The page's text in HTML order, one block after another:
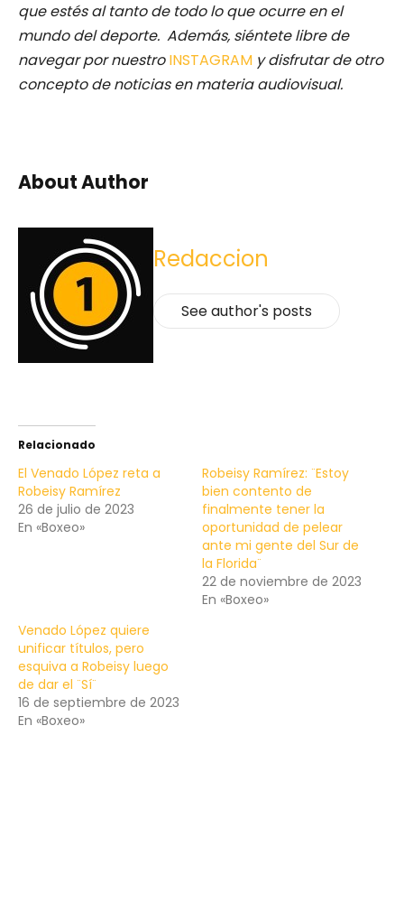
que estés al tanto de todo lo que ocurre en el
mundo del deporte. Además, siéntete libre de
navegar por nuestro INSTAGRAM y disfrutar de otro
concepto de noticias en materia audiovisual.
About Author
Redaccion
See author's posts
Relacionado
El Venado López reta a
Robeisy Ramírez
26 de julio de 2023
En «Boxeo»
Robeisy Ramírez: ¨Estoy
bien contento de
finalmente tener la
oportunidad de pelear
ante mi gente del Sur de
la Florida¨
22 de noviembre de 2023
En «Boxeo»
Venado López quiere
unificar títulos, pero
esquiva a Robeisy luego
de dar el ¨Sí¨
16 de septiembre de 2023
En «Boxeo»